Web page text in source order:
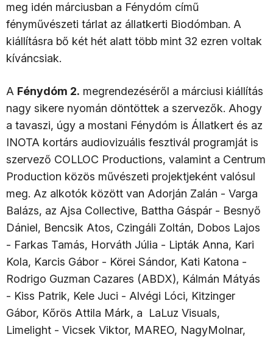
meg idén márciusban a Fénydóm című
fényművészeti tárlat az állatkerti Biodómban. A
kiállításra bő két hét alatt több mint 32 ezren voltak
kíváncsiak.
A Fénydóm 2. megrendezéséről a márciusi kiállítás
nagy sikere nyomán döntöttek a szervezők. Ahogy
a tavaszi, úgy a mostani Fénydóm is Állatkert és az
INOTA kortárs audiovizuális fesztivál programját is
szervező COLLOC Productions, valamint a Centrum
Production közös művészeti projektjeként valósul
meg. Az alkotók között van Adorján Zalán - Varga
Balázs, az Ajsa Collective, Battha Gáspár - Besnyő
Dániel, Bencsik Atos, Czingáli Zoltán, Dobos Lajos
- Farkas Tamás, Horváth Júlia - Lipták Anna, Kari
Kola, Karcis Gábor - Körei Sándor, Kati Katona -
Rodrigo Guzman Cazares (ABDX), Kálmán Mátyás
- Kiss Patrik, Kele Juci - Alvégi Lóci, Kitzinger
Gábor, Kőrös Attila Márk, a LaLuz Visuals,
Limelight - Vicsek Viktor, MAREO, NagyMolnar,